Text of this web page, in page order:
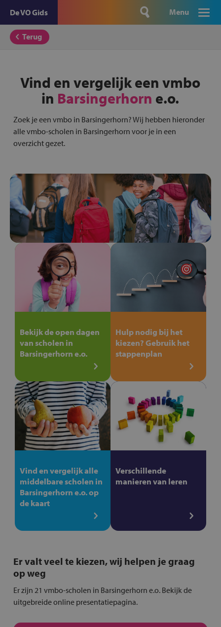
De VO Gids Menu
Terug
Vind en vergelijk een vmbo
in Barsingerhorn e.o.
Zoek je een vmbo in Barsingerhorn? Wij hebben hieronder
alle vmbo-scholen in Barsingerhorn voor je in een
overzicht gezet.
Bekijk de open dagen
van scholen in
Barsingerhorn e.o.
Hulp nodig bij het
kiezen? Gebruik het
stappenplan
Vind en vergelijk alle
middelbare scholen in
Barsingerhorn e.o. op
de kaart
Verschillende
manieren van leren
Er valt veel te kiezen, wij helpen je graag
op weg
Er zijn 21 vmbo-scholen in Barsingerhorn e.o. Bekijk de
uitgebreide online presentatiepagina.